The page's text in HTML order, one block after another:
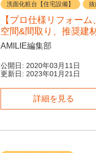
洗面化粧台【住宅設備】
抜
【プロ仕様リフォーム
空間&間取り、推奨建
AMILIE編集部
公開日: 2020年03月11日
更新日: 2023年01月21日
詳細を見る